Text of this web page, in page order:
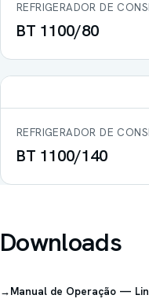
REFRIGERADOR DE
BT 1100/80
REFRIGERADOR DE
BT 1100/140
Downloads
→Manual de Operação —